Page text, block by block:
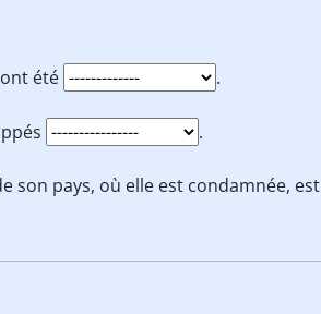
été .
.
son pays, où elle est condamnée, est